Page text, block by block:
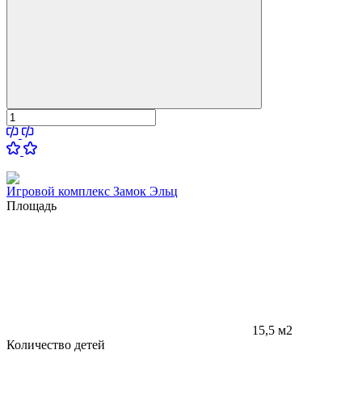
Игровой комплекс Замок Эльц
Площадь
15,5 м2
Количество детей